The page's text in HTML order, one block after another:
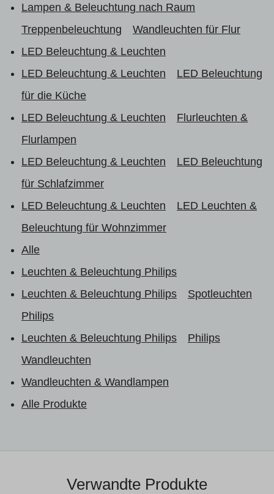
Lampen & Beleuchtung nach Raum
Treppenbeleuchtung
Wandleuchten für Flur
LED Beleuchtung & Leuchten
LED Beleuchtung & Leuchten
LED Beleuchtung
für die Küche
LED Beleuchtung & Leuchten
Flurleuchten &
Flurlampen
LED Beleuchtung & Leuchten
LED Beleuchtung
für Schlafzimmer
LED Beleuchtung & Leuchten
LED Leuchten &
Beleuchtung für Wohnzimmer
Alle
Leuchten & Beleuchtung Philips
Leuchten & Beleuchtung Philips
Spotleuchten
Philips
Leuchten & Beleuchtung Philips
Philips
Wandleuchten
Wandleuchten & Wandlampen
Alle Produkte
Verwandte Produkte